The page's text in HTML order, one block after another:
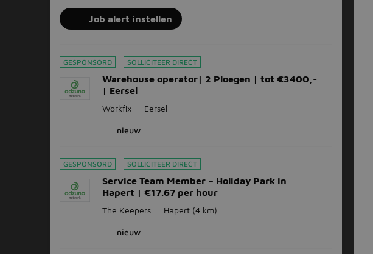
Job alert instellen
GESPONSORD SOLLICITEER DIRECT
Warehouse operator| 2 Ploegen | tot €3400,-
| Eersel
Workfix Eersel
nieuw
GESPONSORD SOLLICITEER DIRECT
Service Team Member – Holiday Park in
Hapert | €17.67 per hour
The Keepers Hapert (4 km)
nieuw